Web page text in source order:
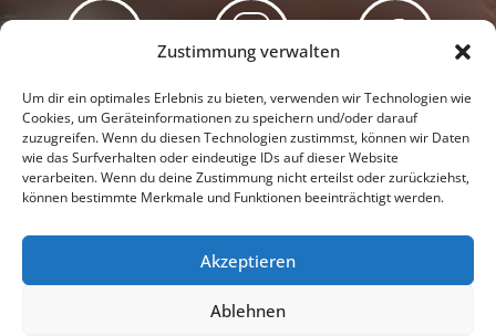
Zustimmung verwalten
Um dir ein optimales Erlebnis zu bieten, verwenden wir Technologien wie
Cookies, um Geräteinformationen zu speichern und/oder darauf
zuzugreifen. Wenn du diesen Technologien zustimmst, können wir Daten
wie das Surfverhalten oder eindeutige IDs auf dieser Website
verarbeiten. Wenn du deine Zustimmung nicht erteilst oder zurückziehst,
können bestimmte Merkmale und Funktionen beeinträchtigt werden.
Akzeptieren
Ablehnen
Newsletter Podcast Facebook
Datenschutzerklärung